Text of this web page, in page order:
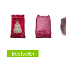
Bestseller